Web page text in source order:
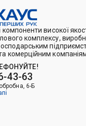
компоненти високої
комплексу,
комерційним
43-63
6-Б